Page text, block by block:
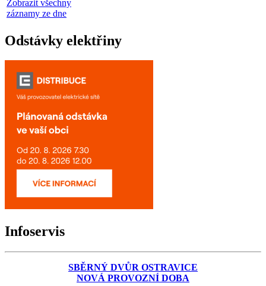
Zobrazit všechny
záznamy ze dne
Odstávky elektřiny
Infoservis
SBĚRNÝ DVŮR OSTRAVICE
NOVÁ PROVOZNÍ DOBA